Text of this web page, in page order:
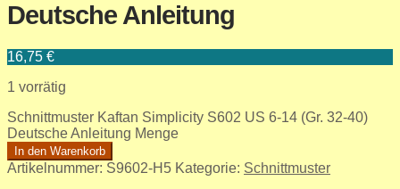
Deutsche Anleitung
16,75 €
1 vorrätig
Schnittmuster Kaftan Simplicity S602 US 6-14 (Gr. 32-40)
Deutsche Anleitung Menge
In den Warenkorb
Artikelnummer: S9602-H5 Kategorie: Schnittmuster